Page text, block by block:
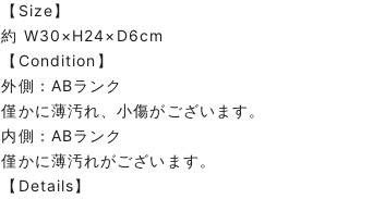
【Size】
約 W30×H24×D6cm
【Condition】
外側：ABランク
僅かに薄汚れ、小傷がございます。
内側：ABランク
僅かに薄汚れがございます。
【Details】